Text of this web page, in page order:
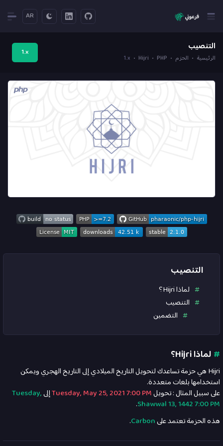
AR
التنصيب
الرئيسية الحزم PHP
Hijri
1.x
1.x
التنصيب
لماذا Hijri؟
التنصيب
التضمين
#لماذا Hijri؟
Hijri هي حزمة تساعدك لتحويل التاريخ الميلادي إلى التاريخ الهجري ويمكن
استخدامها بلغات متعددة.
على سبيل المثال : تحويلTuesday, May 25, 2021 7:00 PMإلىTuesday,
Shawwal 13, 1442 7:00 PM
.
هذه الحزمة تعتمد علىCarbon
.